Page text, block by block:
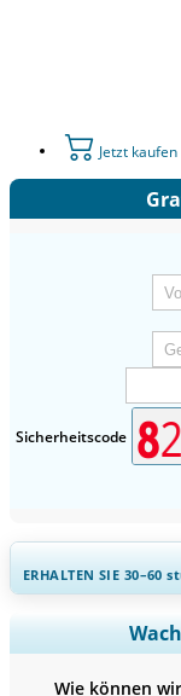
Jetzt kaufen
Sicherheitscode
ERHALTEN SIE 30–60
Regionale
Wie können